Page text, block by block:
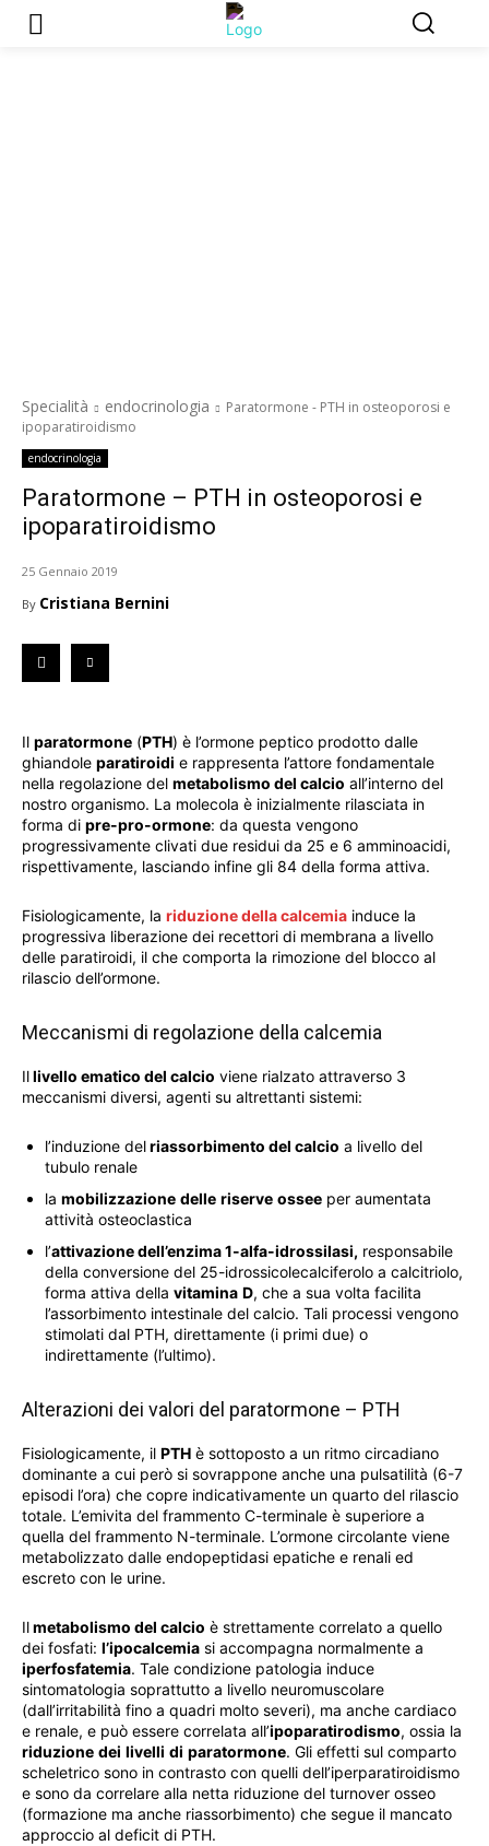
Specialità endocrinologia
Paratormone - PTH in osteoporosi e
ipoparatiroidismo
endocrinologia
Paratormone – PTH in osteoporosi e
ipoparatiroidismo
25 Gennaio 2019
By Cristiana Bernini
Il paratormone (PTH) è l’ormone peptico prodotto dalle
ghiandole paratiroidi e rappresenta l’attore fondamentale
nella regolazione del metabolismo del calcio all’interno del
nostro organismo. La molecola è inizialmente rilasciata in
forma di pre-pro-ormone: da questa vengono
progressivamente clivati due residui da 25 e 6 amminoacidi,
rispettivamente, lasciando infine gli 84 della forma attiva.
Fisiologicamente, la riduzione della calcemia induce la
progressiva liberazione dei recettori di membrana a livello
delle paratiroidi, il che comporta la rimozione del blocco al
rilascio dell’ormone.
Meccanismi di regolazione della calcemia
Illivello ematico del calcio viene rialzato attraverso 3
meccanismi diversi, agenti su altrettanti sistemi:
l’induzione delriassorbimento del calcio a livello del
tubulo renale
la mobilizzazione delle riserve ossee per aumentata
attività osteoclastica
l’attivazione dell’enzima 1-alfa-idrossilasi, responsabile
della conversione del 25-idrossicolecalciferolo a calcitriolo,
forma attiva della vitamina D, che a sua volta facilita
l’assorbimento intestinale del calcio. Tali processi vengono
stimolati dal PTH, direttamente (i primi due) o
indirettamente (l’ultimo).
Alterazioni dei valori del paratormone – PTH
Fisiologicamente, il PTH è sottoposto a un ritmo circadiano
dominante a cui però si sovrappone anche una pulsatilità (6-7
episodi l’ora) che copre indicativamente un quarto del rilascio
totale. L’emivita del frammento C-terminale è superiore a
quella del frammento N-terminale. L’ormone circolante viene
metabolizzato dalle endopeptidasi epatiche e renali ed
escreto con le urine.
Ilmetabolismo del calcio è strettamente correlato a quello
dei fosfati: l’ipocalcemia si accompagna normalmente a
iperfosfatemia. Tale condizione patologia induce
sintomatologia soprattutto a livello neuromuscolare
(dall’irritabilità fino a quadri molto severi), ma anche cardiaco
e renale, e può essere correlata all’ipoparatirodismo, ossia la
riduzione dei livelli di paratormone. Gli effetti sul comparto
scheletrico sono in contrasto con quelli dell’iperparatiroidismo
e sono da correlare alla netta riduzione del turnover osseo
(formazione ma anche riassorbimento) che segue il mancato
approccio al deficit di PTH.